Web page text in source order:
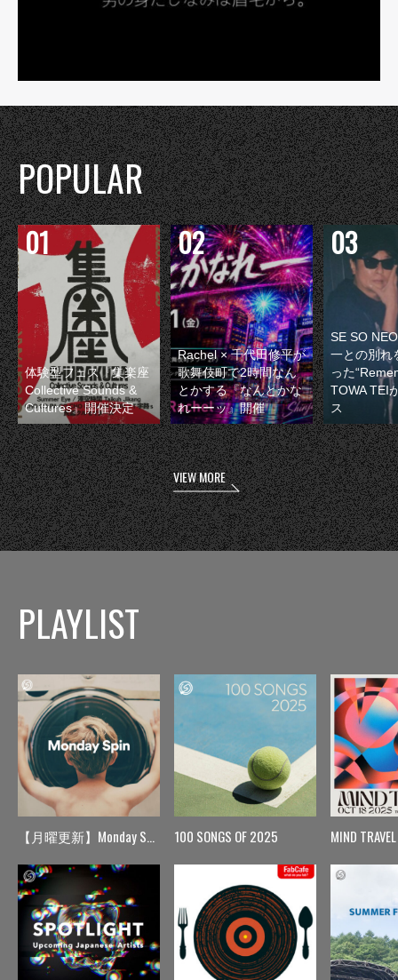
POPULAR
体験型フェス『集楽座
Collective Sounds &
Cultures』開催決定
Rachel × 千代田修平が
歌舞伎町で2時間なん
とかする『なんとかな
れーーッ』開催
SE SO
一との別れ
った
TOWA TEI
ス
VIEW MORE
PLAYLIST
【月曜更新】Monday Spin 100 SONGS OF 2025 MIND TRAVEL